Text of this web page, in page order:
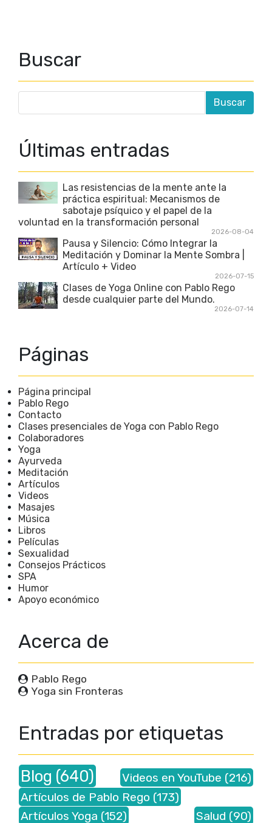
Buscar
Últimas entradas
Las resistencias de la mente ante la
práctica espiritual: Mecanismos de
sabotaje psíquico y el papel de la
voluntad en la transformación personal
2026-08-04
Pausa y Silencio: Cómo Integrar la
Meditación y Dominar la Mente Sombra |
Artículo + Video
2026-07-15
Clases de Yoga Online con Pablo Rego
desde cualquier parte del Mundo.
2026-07-14
Páginas
Página principal
Pablo Rego
Contacto
Clases presenciales de Yoga con Pablo Rego
Colaboradores
Yoga
Ayurveda
Meditación
Artículos
Videos
Masajes
Música
Libros
Películas
Sexualidad
Consejos Prácticos
SPA
Humor
Apoyo económico
Acerca de
Pablo Rego
Yoga sin Fronteras
Entradas por etiquetas
Blog (640) Videos en YouTube (216)
Artículos de Pablo Rego (173)
Artículos Yoga (152) Salud (90)